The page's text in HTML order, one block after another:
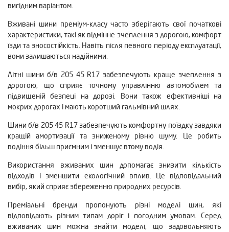
вигідним варіантом.
Вживані шини преміум-класу часто зберігають свої початкові
характеристики, такі як відмінне зчеплення з дорогою, комфорт
їзди та зносостійкість. Навіть після певного періоду експлуатації,
вони залишаються надійними.
Літні шини б/в 205 45 R17 забезпечують краще зчеплення з
дорогою, що сприяє точному управлінню автомобілем та
підвищеній безпеці на дорозі. Вони також ефективніші на
мокрих дорогах і мають коротший гальмівний шлях.
Шини б/в 205 45 R17 забезпечують комфортну поїздку завдяки
кращій амортизації та зниженому рівню шуму. Це робить
водіння більш приємним і зменшує втому водія.
Використання вживаних шин допомагає знизити кількість
відходів і зменшити екологічний вплив. Це відповідальний
вибір, який сприяє збереженню природних ресурсів.
Преміальні бренди пропонують різні моделі шин, які
відповідають різним типам доріг і погодним умовам. Серед
вживаних шин можна знайти моделі, що задовольняють